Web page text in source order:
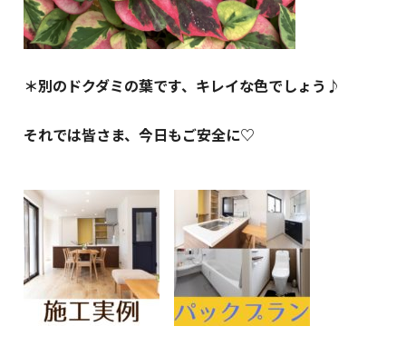
＊別のドクダミの葉です、キレイな色でしょう♪
それでは皆さま、今日もご安全に♡